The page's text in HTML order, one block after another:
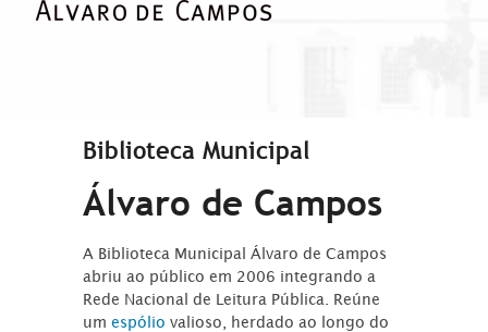
Biblioteca Municipal
Álvaro de Campos
A Biblioteca Municipal Álvaro de Campos
abriu ao público em 2006 integrando a
Rede Nacional de Leitura Pública. Reúne
umespóliovalioso, herdado ao longo do